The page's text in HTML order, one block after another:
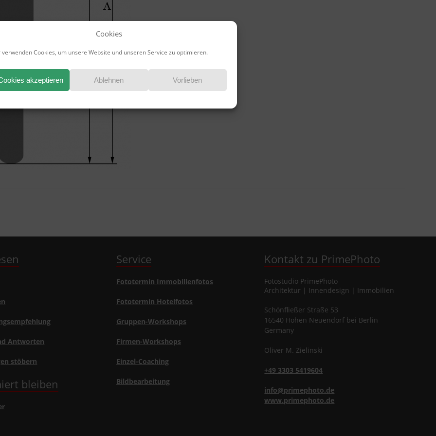
Cookies
verwenden Cookies, um unsere Website und unseren Service zu optimieren.
akzeptieren Ablehnen Vorlieben
Antworten
stöbern
bleiben
Service
Fototermin Immobilienfotos
Fototermin Hotelfotos
Gruppen-Workshops
Firmen-Workshops
Einzel-Coaching
Bildbearbeitung
Kontakt zu PrimePhoto
Fotostudio PrimePhoto
Architektur | Innendesign | Immobilien
Schönfließer Straße 53
16540 Hohen Neuendorf bei Berlin
Germany
Oliver M. Zielinski
+49 3303 5419604
info@primephoto.de
www.primephoto.de